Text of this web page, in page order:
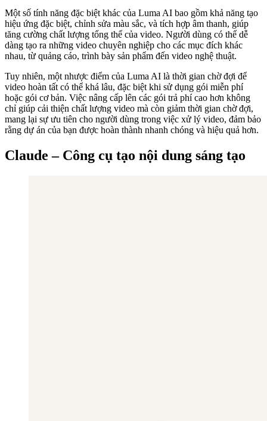
Một số tính năng đặc biệt khác của Luma AI bao gồm khả năng tạo
hiệu ứng đặc biệt, chỉnh sửa màu sắc, và tích hợp âm thanh, giúp
tăng cường chất lượng tổng thể của video. Người dùng có thể dễ
dàng tạo ra những video chuyên nghiệp cho các mục đích khác
nhau, từ quảng cáo, trình bày sản phẩm đến video nghệ thuật.
Tuy nhiên, một nhược điểm của Luma AI là thời gian chờ đợi để
video hoàn tất có thể khá lâu, đặc biệt khi sử dụng gói miễn phí
hoặc gói cơ bản. Việc nâng cấp lên các gói trả phí cao hơn không
chỉ giúp cải thiện chất lượng video mà còn giảm thời gian chờ đợi,
mang lại sự ưu tiên cho người dùng trong việc xử lý video, đảm bảo
rằng dự án của bạn được hoàn thành nhanh chóng và hiệu quả hơn.
Claude – Công cụ tạo nội dung sáng tạo